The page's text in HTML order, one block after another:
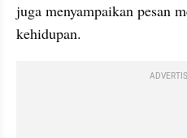
juga menyampaikan pesan
kehidupan.